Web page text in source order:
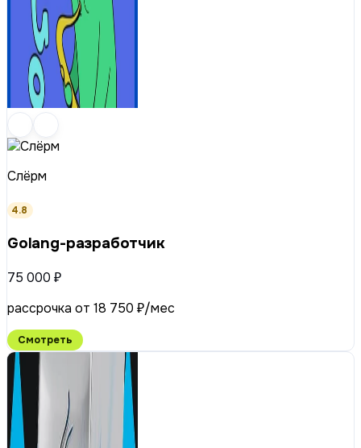
Слёрм
4.8
Golang-разработчик
75 000 ₽
рассрочка от 18 750 ₽/мес
Смотреть